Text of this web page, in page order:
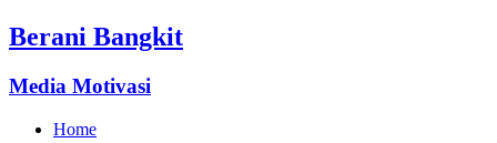
Berani Bangkit
Media Motivasi
Home